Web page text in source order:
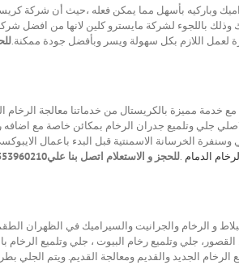
وباركيه بأسهل مما يمكن فعله ،حيث أن شركة
وذلك باللجوء لشركة مايسترو كلين لانها من افضل
لعمل اللازم بكل سهولة ويسر وبأفضل جودة ممكنة.
خدمة مميزة بالكريستال من خدماتنا معالجة
جلي وتلميع جدران الرخام بمكائن خاصة مع
وسنفرة الخرسانة الاسمنتية قبل البدء باعمال
الدمام .للحجز و الاستعلام اتصل بنا علي0553960210
و الرخام والجرانيت والسيراميك في الظهران
جلي وتلميع رخام البيوت ، جلي وتلميع الرخام
الجديد والقديم ومعالجة القديم. ويتم الجلي